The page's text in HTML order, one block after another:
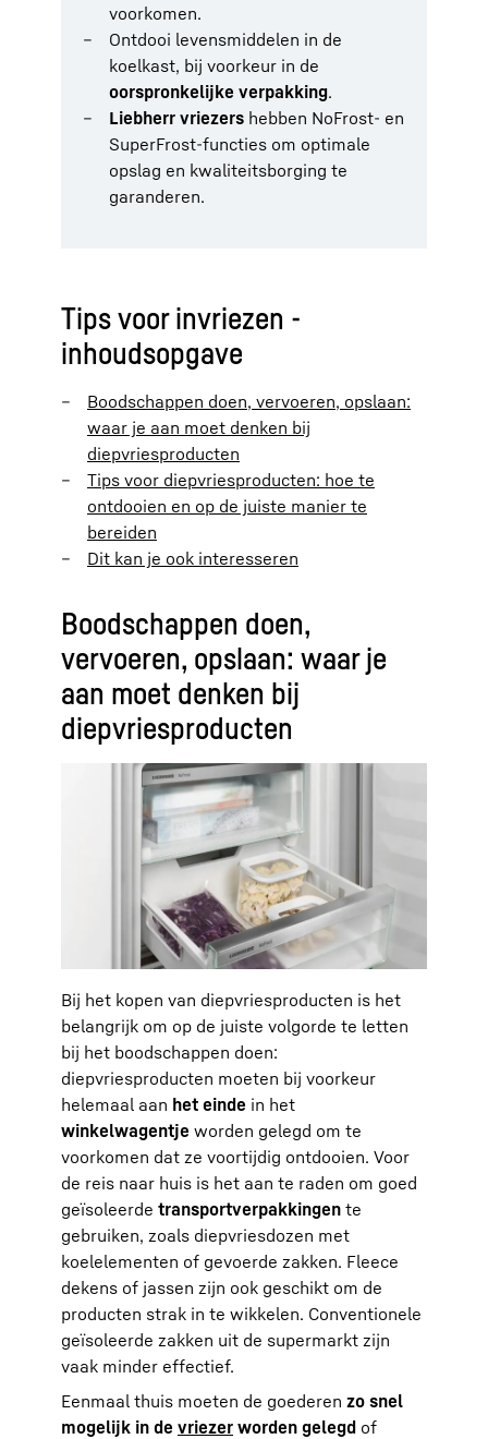
voorkomen.
Ontdooi levensmiddelen in de
koelkast, bij voorkeur in de
oorspronkelijke verpakking.
Liebherr vriezers hebben NoFrost- en
SuperFrost-functies om optimale
opslag en kwaliteitsborging te
garanderen.
Tips voor invriezen -
inhoudsopgave
Boodschappen doen, vervoeren, opslaan:
waar je aan moet denken bij
diepvriesproducten
Tips voor diepvriesproducten: hoe te
ontdooien en op de juiste manier te
bereiden
Dit kan je ook interesseren
Boodschappen doen,
vervoeren, opslaan: waar je
aan moet denken bij
diepvriesproducten
Bij het kopen van diepvriesproducten is het
belangrijk om op de juiste volgorde te letten
bij het boodschappen doen:
diepvriesproducten moeten bij voorkeur
helemaal aan het einde in het
winkelwagentje worden gelegd om te
voorkomen dat ze voortijdig ontdooien. Voor
de reis naar huis is het aan te raden om goed
geïsoleerde transportverpakkingen te
gebruiken, zoals diepvriesdozen met
koelelementen of gevoerde zakken. Fleece
dekens of jassen zijn ook geschikt om de
producten strak in te wikkelen. Conventionele
geïsoleerde zakken uit de supermarkt zijn
vaak minder effectief.
Eenmaal thuis moeten de goederen zo snel
mogelijk in de vriezer worden gelegd of